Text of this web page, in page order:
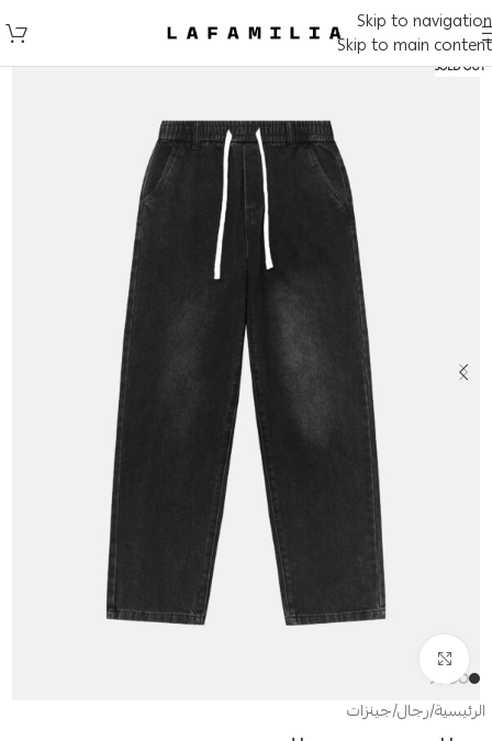
Skip to navigation
Skip to main content
SOLD OUT
الرئيسية/رجال/جينزات